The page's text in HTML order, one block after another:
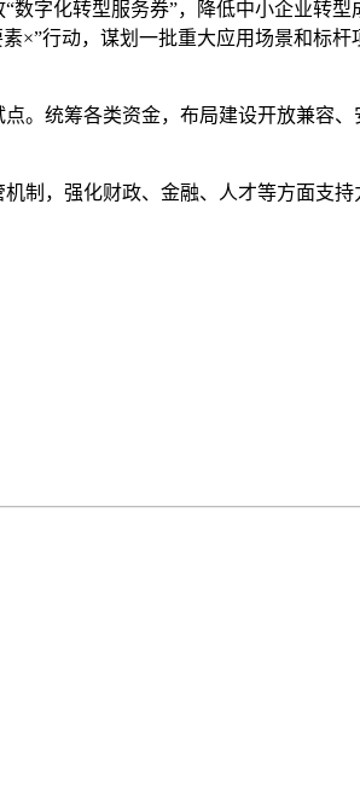
字化转型服务券”，降低中小企业转
×”行动，谋划一批重大应用场景和标
。统筹各类资金，布局建设开放兼容
制，强化财政、金融、人才等方面支